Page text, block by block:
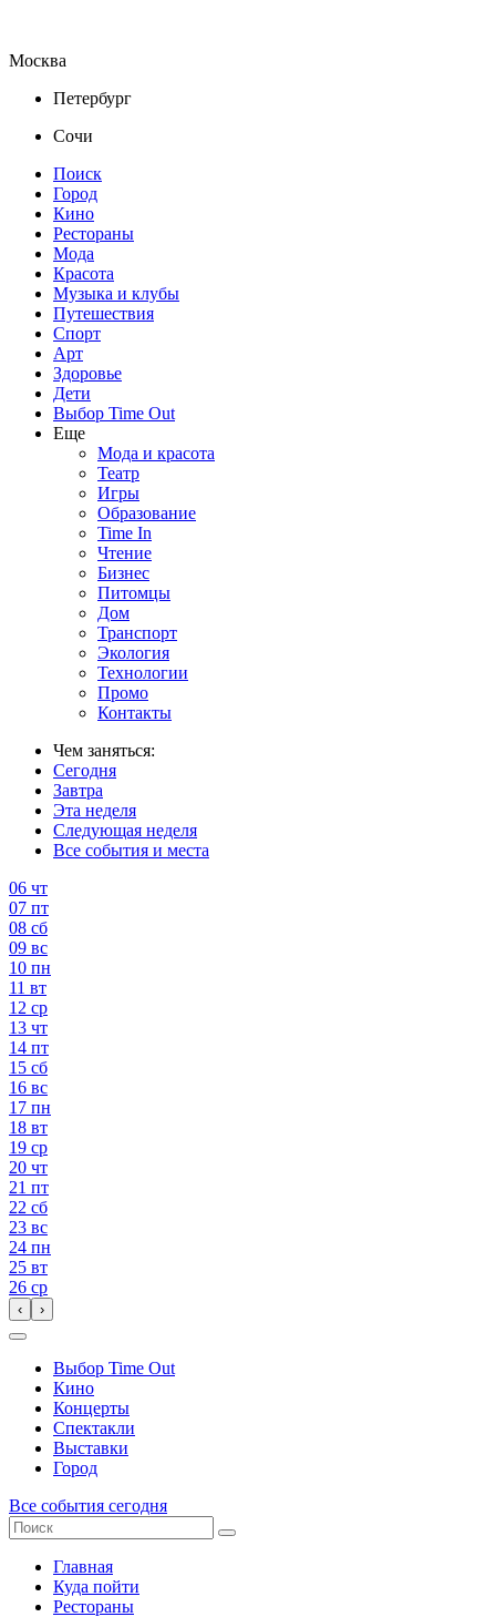
Москва
Петербург
Сочи
Поиск
Город
Кино
Рестораны
Мода
Красота
Музыка и клубы
Путешествия
Спорт
Арт
Здоровье
Дети
Выбор Time Out
Еще
Мода и красота
Театр
Игры
Образование
Time In
Чтение
Бизнес
Питомцы
Дом
Транспорт
Экология
Технологии
Промо
Контакты
Чем заняться:
Сегодня
Завтра
Эта неделя
Следующая неделя
Все события и места
06 чт
07 пт
08 сб
09 вс
10 пн
11 вт
12 ср
13 чт
14 пт
15 сб
16 вс
17 пн
18 вт
19 ср
20 чт
21 пт
22 сб
23 вс
24 пн
25 вт
26 ср
‹ ›
Выбор Time Out
Кино
Концерты
Спектакли
Выставки
Город
Все события сегодня
Главная
Куда пойти
Рестораны